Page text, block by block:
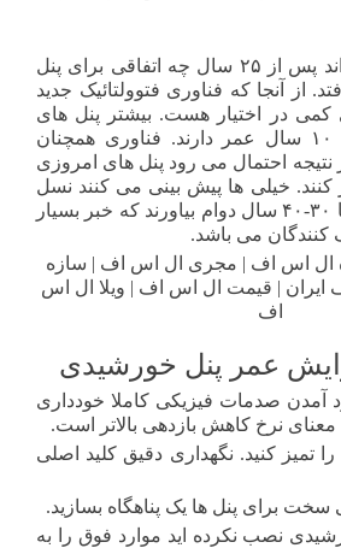
در واقع کسی نمی داند پس از ۲۵ سال چه اتفاقی برای پنل
از آنجا که فناوری فتوولتائیک جدید
کمی در اختیار هست. بیشتر پنل های
نصب شده در حدود ۱۰ سال عمر دارند. فناوری همچنان
احتمال می رود پنل های امروزی
عمر کنند. خیلی ها پیش بینی می کنند نسل
جدید پنل خورشیدی تا ۳۰-۴۰ سال دوام بیاورند که خبر بسیار
می باشد.
عمر پنل خورشیدی
آمدن صدمات فیزیکی کاملا خودداری
نرخ کاهش بازدهی بالاتر است.
تمیز کنید. نگهداری دقیق کلید اصلی
برای پنل ها یک پناهگاه بسازید.
نصب نکرده اید موارد فوق را به